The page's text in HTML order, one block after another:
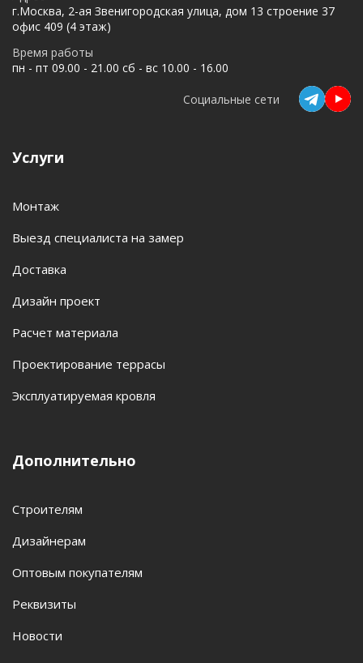
Услуги
Монтаж
Выезд специалиста на замер
Доставка
Дизайн проект
Расчет материала
Проектирование террасы
Эксплуатируемая кровля
Дополнительно
Строителям
Дизайнерам
Оптовым покупателям
Реквизиты
Новости
г.Москва, 2-ая Звенигородская улица, дом 13 строение 37
офис 409 (4 этаж)
Время работы
пн - пт 09.00 - 21.00 сб - вс 10.00 - 16.00
Социальные сети